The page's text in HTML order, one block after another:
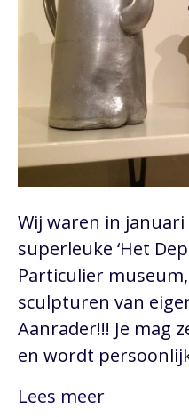
Wij waren in
superleuke ‘Het
Particulier
sculpturen van
Aanrader!!! Je mag
en wordt
Lees meer